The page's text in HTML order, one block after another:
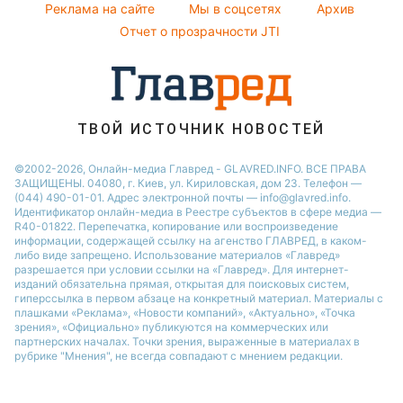
Филипп Киркоров
Елена Зеленская
Реклама на сайте
Мы в соцсетях
Архив
Отчет о прозрачности JTI
ТВОЙ ИСТОЧНИК НОВОСТЕЙ
©2002-2026, Онлайн-медиа Главред - GLAVRED.INFO. ВСЕ ПРАВА
ЗАЩИЩЕНЫ. 04080, г. Киев, ул. Кириловская, дом 23. Телефон —
(044) 490-01-01. Адрес электронной почты — info@glavred.info.
Идентификатор онлайн-медиа в Реестре cубъектов в сфере медиа —
R40-01822. Перепечатка, копирование или воспроизведение
информации, содержащей ссылку на агенство ГЛАВРЕД, в каком-
либо виде запрещено. Использование материалов «Главред»
разрешается при условии ссылки на «Главред». Для интернет-
изданий обязательна прямая, открытая для поисковых систем,
гиперссылка в первом абзаце на конкретный материал. Материалы с
плашками «Реклама», «Новости компаний», «Актуально», «Точка
зрения», «Официально» публикуются на коммерческих или
партнерских началах. Точки зрения, выраженные в материалах в
рубрике "Мнения", не всегда совпадают с мнением редакции.